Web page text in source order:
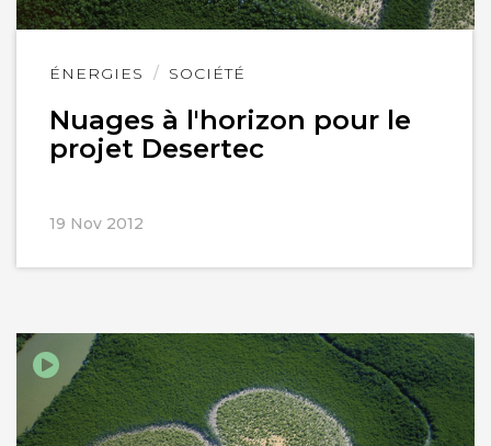
ÉNERGIES SOCIÉTÉ
Nuages à l'horizon pour le
projet Desertec
19 Nov 2012
Lire